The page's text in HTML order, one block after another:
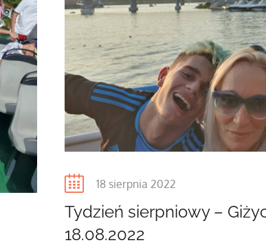
Posted
18 sierpnia 2022
Tydzień sierpniowy –
18.08.2022